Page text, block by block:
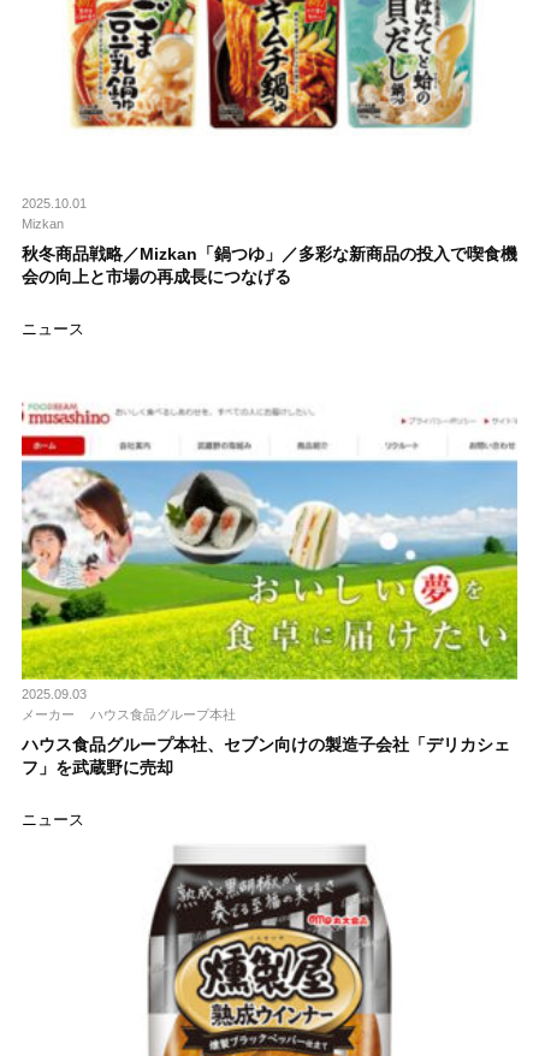
2025.10.01
Mizkan
秋冬商品戦略／Mizkan「鍋つゆ」／多彩な新商品の投入で喫食機
会の向上と市場の再成長につなげる
ニュース
2025.09.03
メーカー
ハウス食品グループ本社
ハウス食品グループ本社、セブン向けの製造子会社「デリカシェ
フ」を武蔵野に売却
ニュース